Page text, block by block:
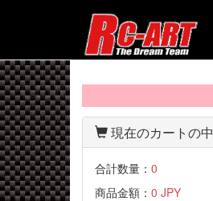
現在のカートの中
合計数量： 0
商品金額： 0 JPY